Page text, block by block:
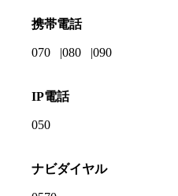
携帯電話
070 080 090
IP電話
050
ナビダイヤル